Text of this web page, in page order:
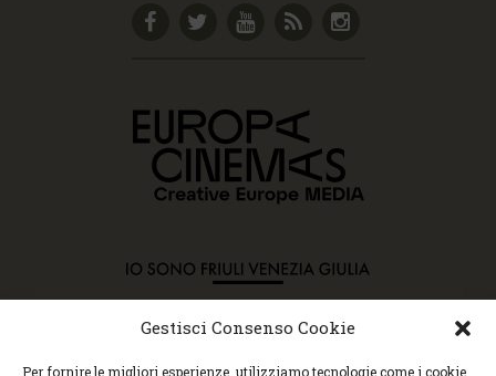
Gestisci Consenso Cookie
Per fornire le migliori esperienze, utilizziamo tecnologie come i cookie
Copyright © 2015 Cec, Tutti i diritti riservati. Nessun